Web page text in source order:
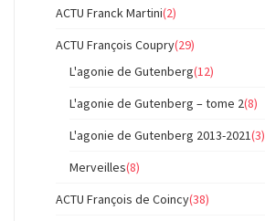
ACTU Franck Martini(2)
ACTU François Coupry(29)
L'agonie de Gutenberg(12)
L'agonie de Gutenberg – tome 2(8)
L'agonie de Gutenberg 2013-2021(3)
Merveilles(8)
ACTU François de Coincy(38)